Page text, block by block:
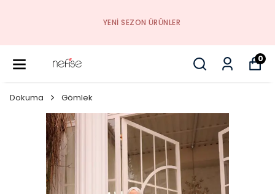
YENI SEZON ÜRÜNLER
0
Dokuma Gömlek